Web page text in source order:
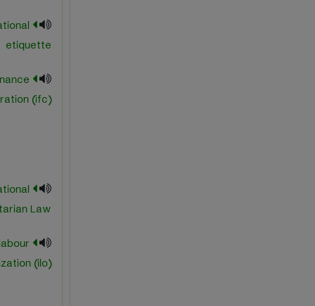
etiquette
(ifc)
Law
(ilo)